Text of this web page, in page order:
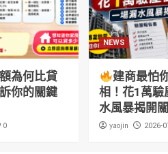
為何比貸
你的關鍵
0
NEWS
建商最怕
相！花1萬驗
水風暴揭開
yaojin 2026-